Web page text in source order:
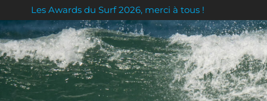
to
the
content
Les Awards du Surf 2026, merci à tous !